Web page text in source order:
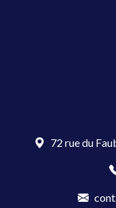
72 rue du